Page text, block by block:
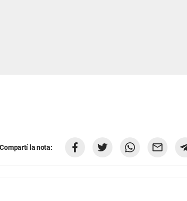
Compartí la nota: